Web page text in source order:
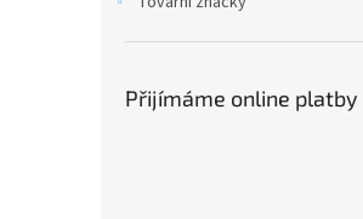
Přijímáme online platby